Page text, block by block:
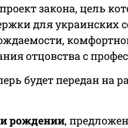
закона, цель
для украинских
отцовства с
будет передан на
рождении,